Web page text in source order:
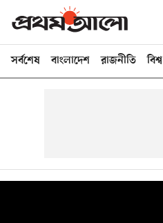
সর্বশেষ বাংলাদেশ রাজনীতি বিশ্ব